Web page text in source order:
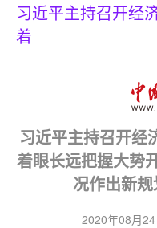
习近平主持召开经
着
习近平主持召开经
着眼长远把握大势
况作出新
2020年08月